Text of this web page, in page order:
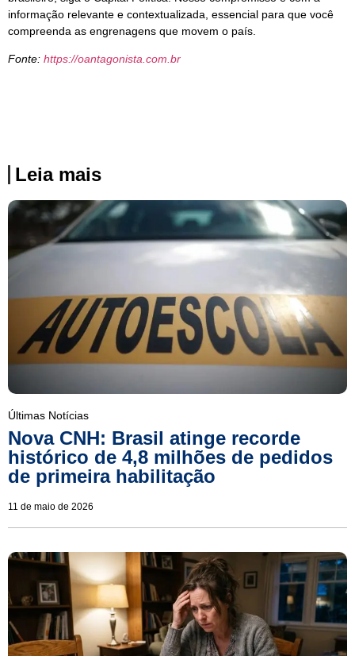
informação relevante e contextualizada, essencial para que você
compreenda as engrenagens que movem o país.
Fonte: https://oantagonista.com.br
Leia mais
Últimas Notícias
Nova CNH: Brasil atinge recorde
histórico de 4,8 milhões de pedidos
de primeira habilitação
11 de maio de 2026